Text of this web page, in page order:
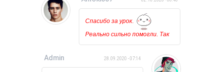
Спасибо за урок.
Реально сильно помогли. Так
держать!!!
Admin 28.09.2020 - 07:14